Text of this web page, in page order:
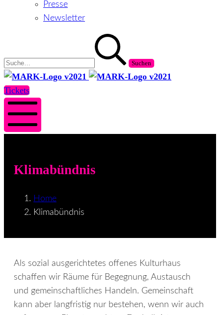
Presse
Newsletter
MARK
Tickets
Mobile
Klimabündnis
Home
Klimabündnis
Als sozial ausgerichtetes offenes Kulturhaus
schaffen wir Räume für Begegnung, Austausch
und gemeinschaftliches Handeln. Gemeinschaft
kann aber langfristig nur bestehen, wenn wir auch